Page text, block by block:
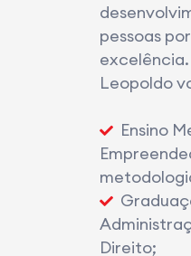
pessoas
Leopoldo
Ensino
Direito;